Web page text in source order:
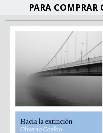
PARA COMPRAR